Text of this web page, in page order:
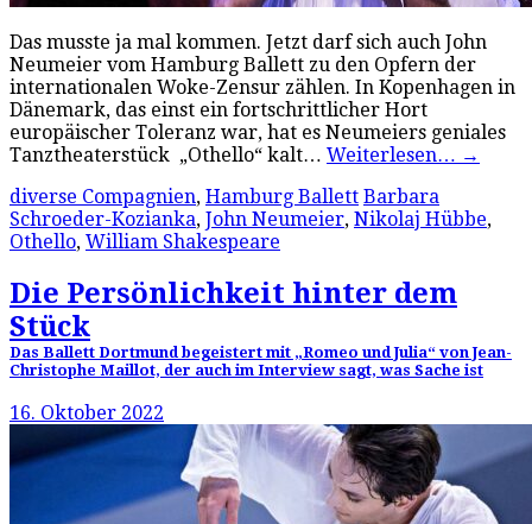
Das musste ja mal kommen. Jetzt darf sich auch John
Neumeier vom Hamburg Ballett zu den Opfern der
internationalen Woke-Zensur zählen. In Kopenhagen in
Dänemark, das einst ein fortschrittlicher Hort
europäischer Toleranz war, hat es Neumeiers geniales
Tanztheaterstück „Othello“ kalt… Weiterlesen… →
diverse Compagnien, Hamburg Ballett Barbara
Schroeder-Kozianka, John Neumeier, Nikolaj Hübbe,
Othello, William Shakespeare
Die Persönlichkeit hinter dem
Stück
Das Ballett Dortmund begeistert mit „Romeo und Julia“ von Jean-
Christophe Maillot, der auch im Interview sagt, was Sache ist
16. Oktober 2022